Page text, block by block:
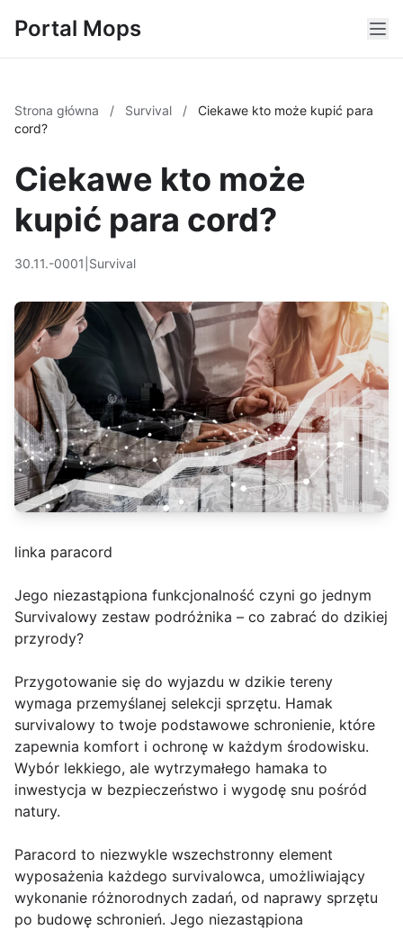
Portal Mops
Strona główna / Survival /
Ciekawe kto może kupić para
cord?
Ciekawe kto może
kupić para cord?
30.11.-0001 Survival
linka paracord
Jego niezastąpiona funkcjonalność czyni go jednym
Survivalowy zestaw podróżnika – co zabrać do dzikiej
przyrody?
Przygotowanie się do wyjazdu w dzikie tereny
wymaga przemyślanej selekcji sprzętu. Hamak
survivalowy to twoje podstawowe schronienie, które
zapewnia komfort i ochronę w każdym środowisku.
Wybór lekkiego, ale wytrzymałego hamaka to
inwestycja w bezpieczeństwo i wygodę snu pośród
natury.
Paracord to niezwykle wszechstronny element
wyposażenia każdego survivalowca, umożliwiający
wykonanie różnorodnych zadań, od naprawy sprzętu
po budowę schronień. Jego niezastąpiona